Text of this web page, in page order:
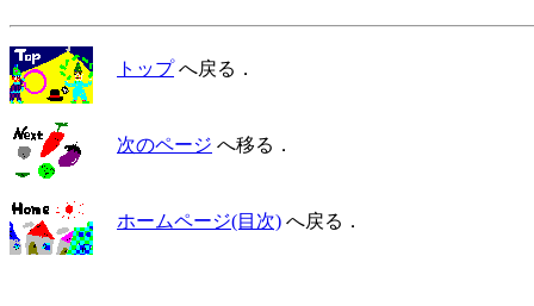
トップへ戻る．
次のページ へ移る．
ホームページ(目次) へ戻る．